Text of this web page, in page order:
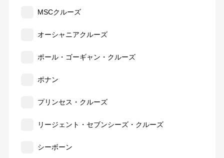
MSCクルーズ
オーシャニアクルーズ
ポール・ゴーギャン・クルーズ
ポナン
プリンセス・クルーズ
リージェント・セブンシーズ・クルーズ
シーボーン